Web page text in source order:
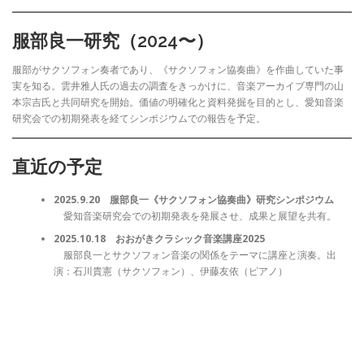
服部良一研究（2024〜）
服部がサクソフォン奏者であり、《サクソフォン協奏曲》を作曲していた事
実を知る。雲井雅人氏の過去の調査をきっかけに、音楽アーカイブ専門の山
本宗吉氏と共同研究を開始。価値の明確化と資料発掘を目的とし、愛知音楽
研究会での初期発表を経てシンポジウムでの報告を予定。
直近の予定
2025.9.20 服部良一《サクソフォン協奏曲》研究シンポジウム
愛知音楽研究会での初期発表を発展させ、成果と展望を共有。
2025.10.18 おおがきクラシック音楽講座2025
服部良一とサクソフォン音楽の関係をテーマに講座と演奏。出
演：石川貴憲（サクソフォン）、伊藤友依（ピアノ）